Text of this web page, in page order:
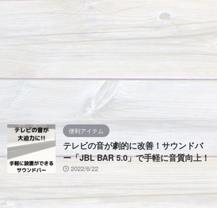
便利アイテム
テレビの音が劇的に改善！サウンドバ
ー「JBL BAR 5.0」で手軽に音質向上！
2022/6/22